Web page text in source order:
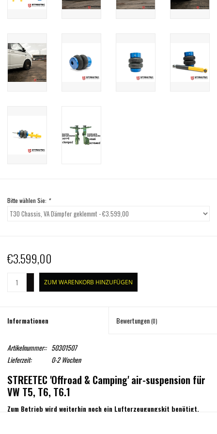
Bitte wählen Sie: *
€3.599,00
ZUM WARENKORB HINZUFÜGEN
Informationen Bewertungen(0)
Artikelnummer:: 50301507
Lieferzeit:
0-2 Wochen
STREETEC 'Offroad & Camping' air-suspension für
VW T5, T6, T6.1
Zum Betrieb wird weiterhin noch ein Lufterzeugungskit benötigt.